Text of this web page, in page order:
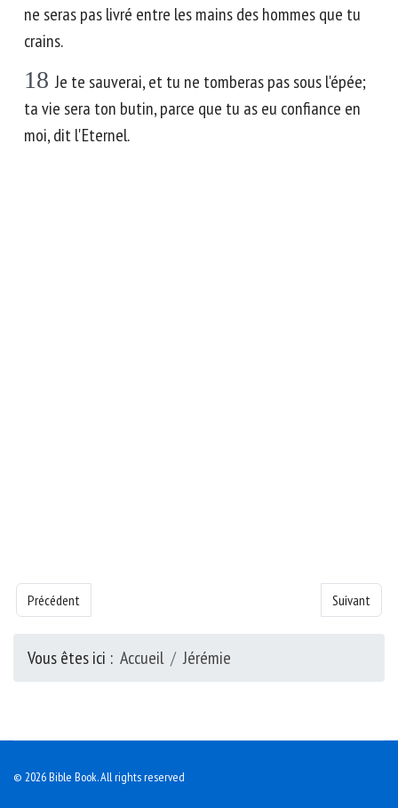
ne seras pas livré entre les mains des hommes que tu
crains.
18 Je te sauverai, et tu ne tomberas pas sous l'épée;
ta vie sera ton butin, parce que tu as eu confiance en
moi, dit l'Eternel.
Article précédent : Livre de la Jérémie - Chapitre 38
Précédent Article
Suivant
Vous êtes ici : Accueil Jérémie
© 2026 Bible Book. All rights reserved